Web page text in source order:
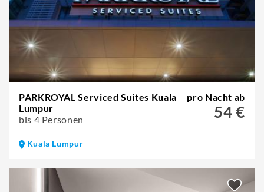
PARKROYAL Serviced Suites Kuala
Lumpur
bis 4 Personen
pro Nacht ab
54 €
Kuala Lumpur